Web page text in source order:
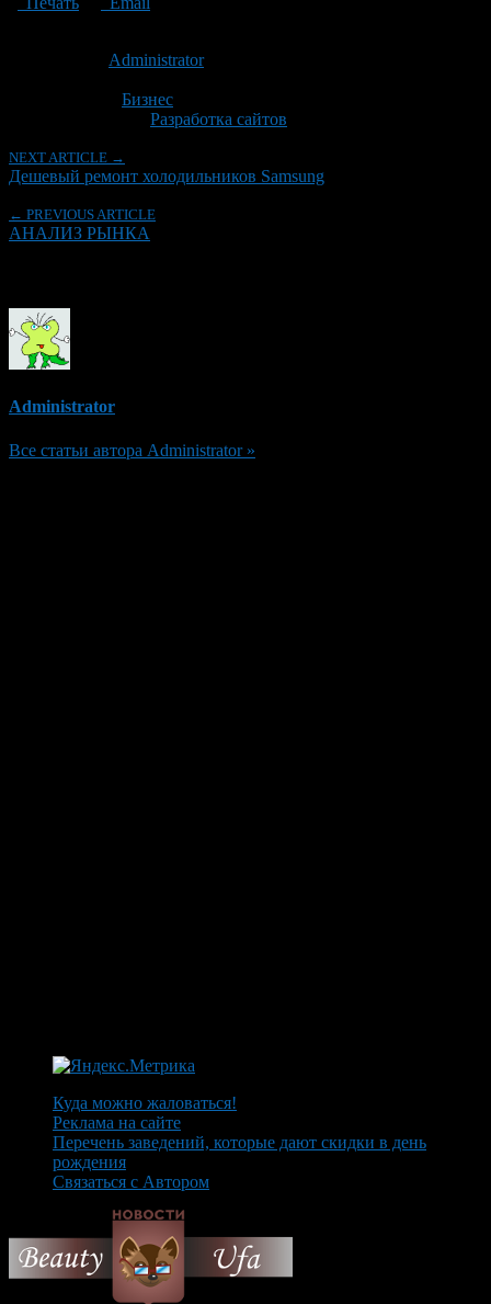
Administrator
Бизнес
Разработка сайтов
NEXT ARTICLE →
Дешевый ремонт холодильников Samsung
← PREVIOUS ARTICLE
АНАЛИЗ РЫНКА
Administrator
Все статьи автора Administrator »
Куда можно жаловаться!
Реклама на сайте
Перечень заведений, которые дают скидки в день
рождения
Связаться с Автором